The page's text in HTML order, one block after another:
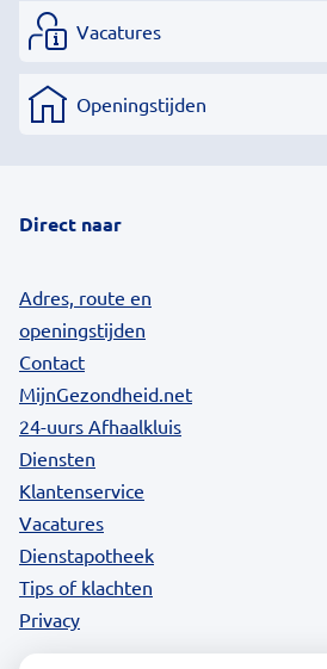
Vacatures
Openingstijden
Direct naar
Adres, route en
openingstijden
Contact
MijnGezondheid.net
24-uurs Afhaalkluis
Diensten
Klantenservice
Vacatures
Dienstapotheek
Tips of klachten
Privacy